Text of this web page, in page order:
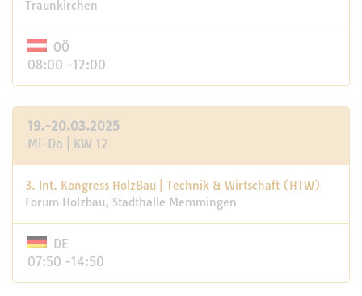
Traunkirchen
OÖ
08:00 -12:00
19.-20.03.2025
Mi-Do | KW 12
3. Int. Kongress HolzBau | Technik & Wirtschaft (HTW)
Forum Holzbau, Stadthalle Memmingen
DE
07:50 -14:50